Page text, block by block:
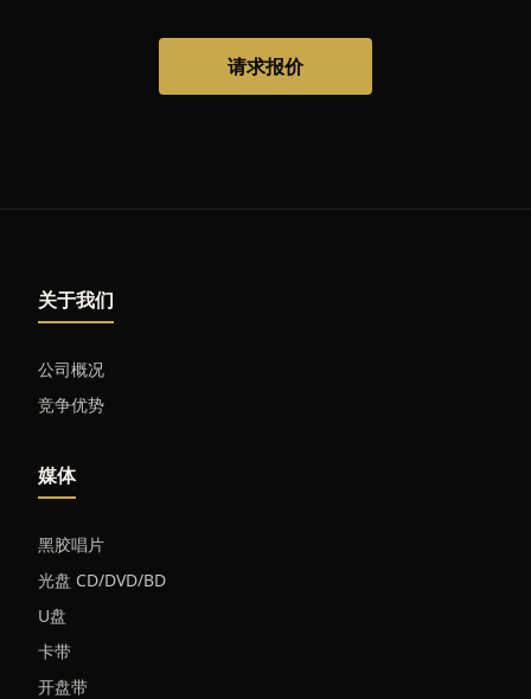
请求报价
关于我们
公司概况
竞争优势
媒体
黑胶唱片
光盘 CD/DVD/BD
U盘
卡带
开盘带